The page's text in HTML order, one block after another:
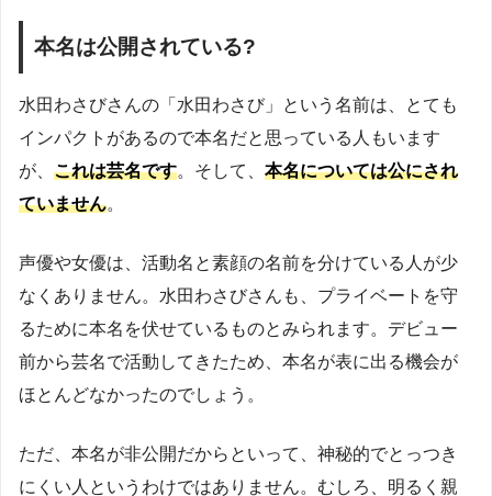
本名は公開されている?
水田わさびさんの「水田わさび」という名前は、とても
インパクトがあるので本名だと思っている人もいます
が、 これは芸名です。そして、 本名については公にされ
ていません。
声優や女優は、活動名と素顔の名前を分けている人が少
なくありません。水田わさびさんも、プライベートを守
るために本名を伏せているものとみられます。デビュー
前から芸名で活動してきたため、本名が表に出る機会が
ほとんどなかったのでしょう。
ただ、本名が非公開だからといって、神秘的でとっつき
にくい人というわけではありません。むしろ、明るく親